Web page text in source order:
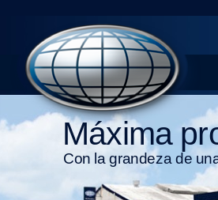
Máxima
Con la grandeza de